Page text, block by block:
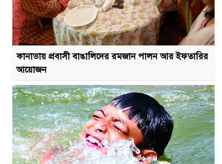
কানাডায় প্রবাসী বাঙালিদের রমজান পালন আর ইফতারির
আয়োজন